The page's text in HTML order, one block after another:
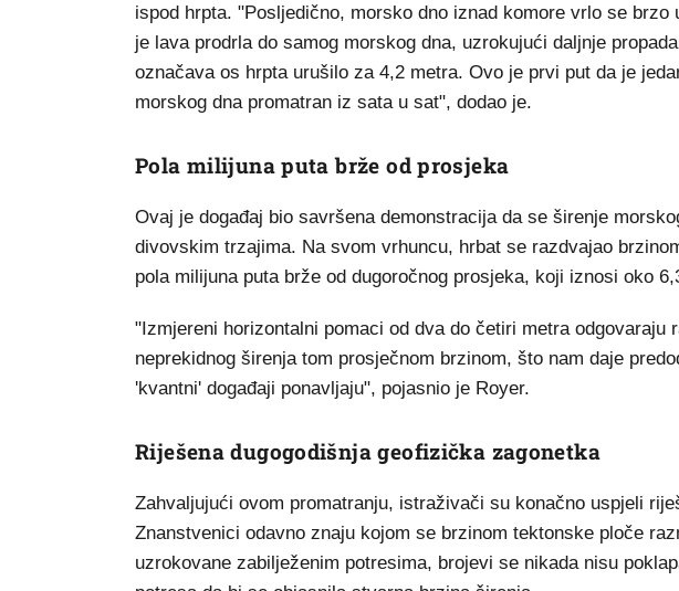
ispod hrpta. "Posljedično, morsko dno iznad komore vrlo se
je lava prodrla do samog morskog dna, uzrokujući daljnje
označava os hrpta urušilo za 4,2 metra. Ovo je prvi put da je
morskog dna promatran iz sata u sat", dodao je.
Pola milijuna puta brže od prosjeka
Ovaj je događaj bio savršena demonstracija da se širenje
divovskim trzajima. Na svom vrhuncu, hrbat se razdvajao
pola milijuna puta brže od dugoročnog prosjeka, koji iznosi oko
"Izmjereni horizontalni pomaci od dva do četiri metra odgovaraju
neprekidnog širenja tom prosječnom brzinom, što nam daje
'kvantni' događaji ponavljaju", pojasnio je Royer.
Riješena dugogodišnja geofizička zagonetka
Zahvaljujući ovom promatranju, istraživači su konačno uspjeli
Znanstvenici odavno znaju kojom se brzinom tektonske ploče
uzrokovane zabilježenim potresima, brojevi se nikada nisu